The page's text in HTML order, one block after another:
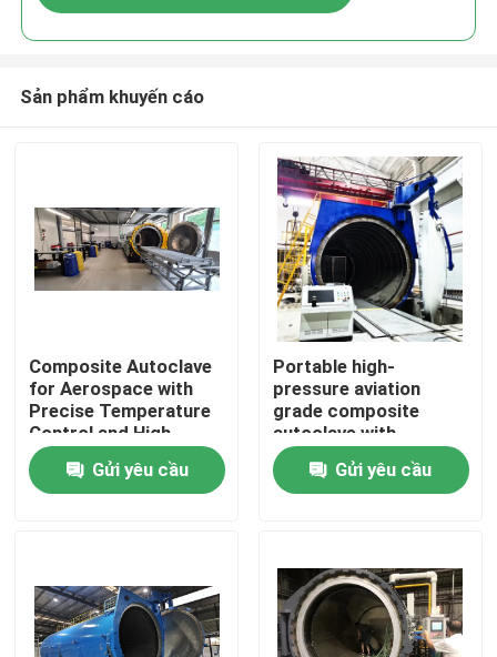
Video
Sản phẩm khuyến cáo
Composite Autoclave
for Aerospace with
Precise Temperature
Control and High-
Pressure Vessel for
Consistent Curing
Gửi yêu cầu
Portable high-
pressure aviation
grade composite
autoclave with
advanced control
systems for UAV and
aerospace
Gửi yêu cầu